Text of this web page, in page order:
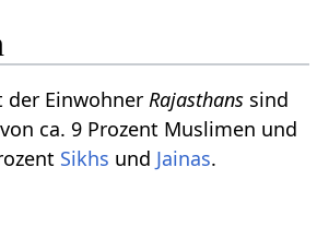
der EinwohnerRajasthans sind
ca. 9 Prozent Muslimen und
Sikhs und Jainas.